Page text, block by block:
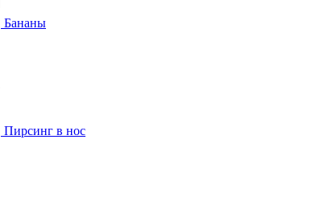
Бананы
Пирсинг в нос